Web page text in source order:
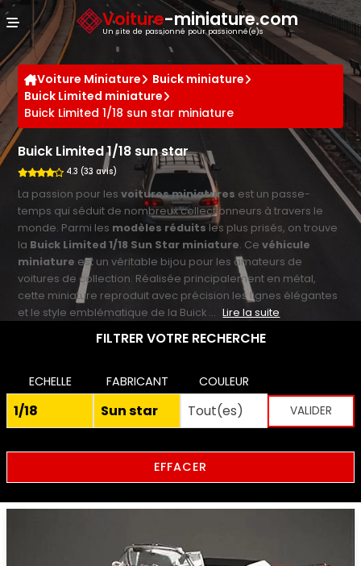
Voiture-miniature.com
Un site de passionné pour passionné(e)s
Voiture Miniature
Buick miniature
Buick Limited miniature
Buick Limited 1/18 sun star miniature
Buick Limited 1/18 sun star
4.3 (33 avis)
La passion pour lesvoitures miniatures est un passe-
temps qui séduit de nombreux collectionneurs à travers le
monde. Parmi les modèles réduits les plus prisés, on trouve
la Buick Limited 1/18 Sun Star miniature. Cevéhicule
miniature est un véritable bijou pour les amateurs de
voitures de collection. Réalisée principalement en métal,
cette miniature reproduit avec précision les lignes élégantes
et le style emblématique de la Buick ... Lire la suite
FILTRER VOTRE RECHERCHE
ECHELLE FABRICANT COULEUR
EFFACER
Panneau de gestion des cookies